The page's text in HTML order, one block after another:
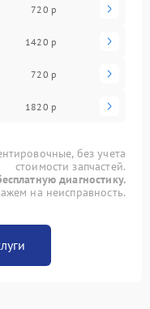
720 р
1420 р
720 р
1820 р
без учета
стоимости запчастей.
диагностику.
на неисправность.